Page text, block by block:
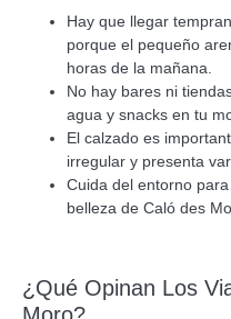
Hay que llegar
porque el pequeño
horas de la mañana.
No hay bares ni
agua y snacks en tu
El calzado es
irregular y presenta
Cuida del entorno
belleza de Caló des
¿Qué Opinan Los